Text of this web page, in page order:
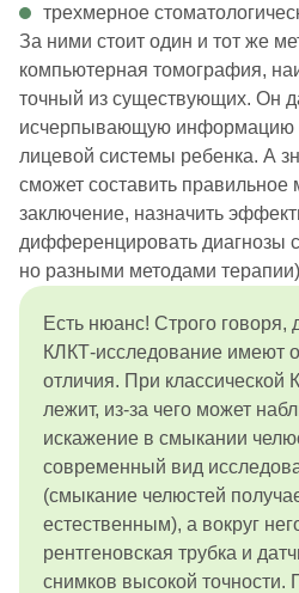
трехмерное
За ними стоит один и тот же
компьютерная томография,
точный из существующих. Он
исчерпывающую информацию
лицевой системы ребенка. А
сможет составить правильное
заключение, назначить
дифференцировать диагнозы
но разными методами
Есть нюанс! Строго говоря,
КЛКТ-исследование имеют
отличия. При классической
лежит, из-за чего может
искажение в смыкании
современный вид
(смыкание челюстей
естественным), а вокруг
рентгеновская трубка и
снимков высокой точности.